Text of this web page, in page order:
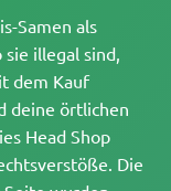
Samen als
illegal sind,
dem Kauf
deine örtlichen
Head Shop
Die